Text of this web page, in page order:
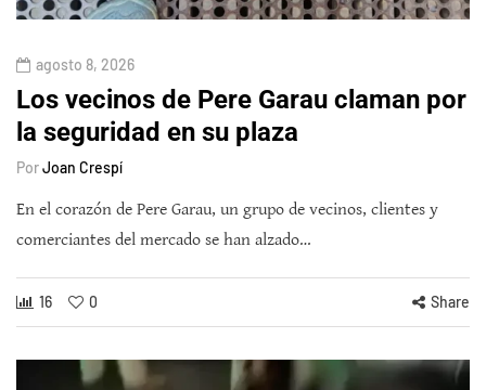
agosto 8, 2026
Los vecinos de Pere Garau claman por
la seguridad en su plaza
PorJoan Crespí
En el corazón de Pere Garau, un grupo de vecinos, clientes y
comerciantes del mercado se han alzado…
16 0 Share